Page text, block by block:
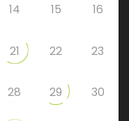
14 15 16
21 22 23
28 29 30